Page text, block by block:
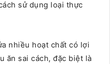
sử dụng loại thực
nhiều hoạt chất có lợi
ăn sai cách, đặc biệt là